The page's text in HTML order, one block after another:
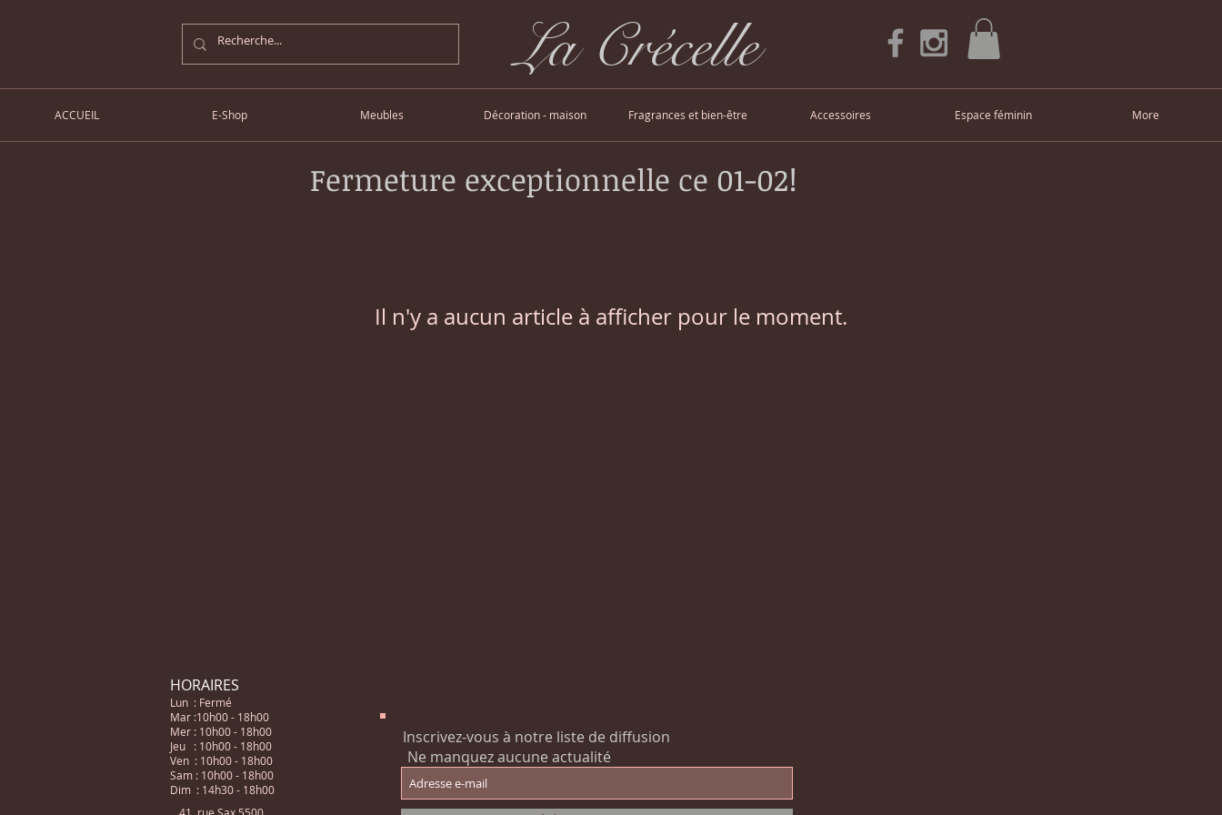
La Crécelle
ACCUEIL E-Shop Meubles Décoration - maison Fragrances et bien-être Accessoires Espace féminin More
Fermeture exceptionnelle ce 01-02!
Il n'y a aucun article à afficher pour le moment.
​HORAIRES
Lun : Fermé
Mar :10h00 - 18h00
Mer : 10h00 - 18h00
Jeu : 10h00 - 18h00
Ven : 10h00 - 18h00
Sam : 10h00 - 18h00
Dim : 14h30 - 18h00
Inscrivez-vous à notre liste de diffusion
Ne manquez aucune actualité